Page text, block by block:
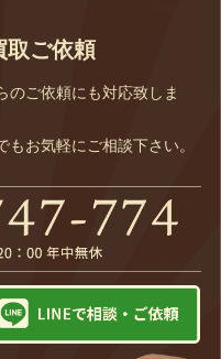
取ご依頼
のご依頼にも対応致しま
お気軽にご相談下さい。